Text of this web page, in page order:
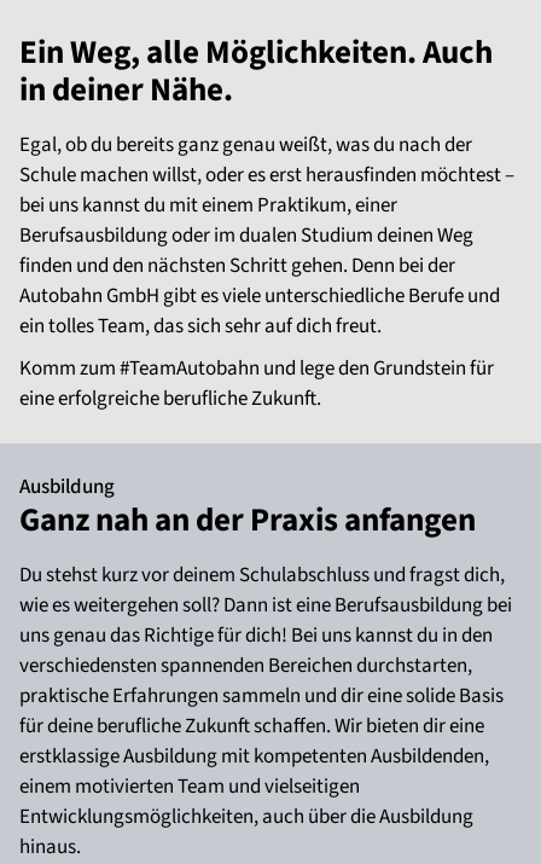
Ein Weg, alle Möglichkeiten. Auch
in deiner Nähe.
Egal, ob du bereits ganz genau weißt, was du nach der
Schule machen willst, oder es erst herausfinden möchtest –
bei uns kannst du mit einem Praktikum, einer
Berufsausbildung oder im dualen Studium deinen Weg
finden und den nächsten Schritt gehen. Denn bei der
Autobahn GmbH gibt es viele unterschiedliche Berufe und
ein tolles Team, das sich sehr auf dich freut.
Komm zum #TeamAutobahn und lege den Grundstein für
eine erfolgreiche berufliche Zukunft.
Ausbildung
Ganz nah an der Praxis anfangen
Du stehst kurz vor deinem Schulabschluss und fragst dich,
wie es weitergehen soll? Dann ist eine Berufsausbildung bei
uns genau das Richtige für dich! Bei uns kannst du in den
verschiedensten spannenden Bereichen durchstarten,
praktische Erfahrungen sammeln und dir eine solide Basis
für deine berufliche Zukunft schaffen. Wir bieten dir eine
erstklassige Ausbildung mit kompetenten Ausbildenden,
einem motivierten Team und vielseitigen
Entwicklungsmöglichkeiten, auch über die Ausbildung
hinaus.